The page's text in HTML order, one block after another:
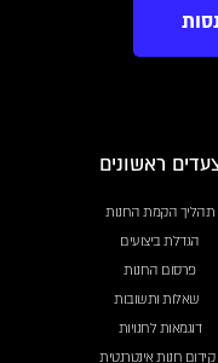
ראשונים
תהליך הקמת החנות
הגדלת ביצועים
פרסום החנות
שאלות ותשובות
דוגמאות לחנויות
קידום חנות אינטרנטית